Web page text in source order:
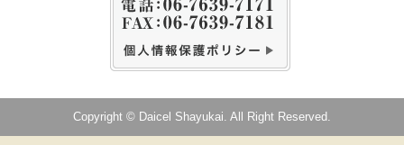
Copyright © Daicel Shayukai. All Right Reserved.